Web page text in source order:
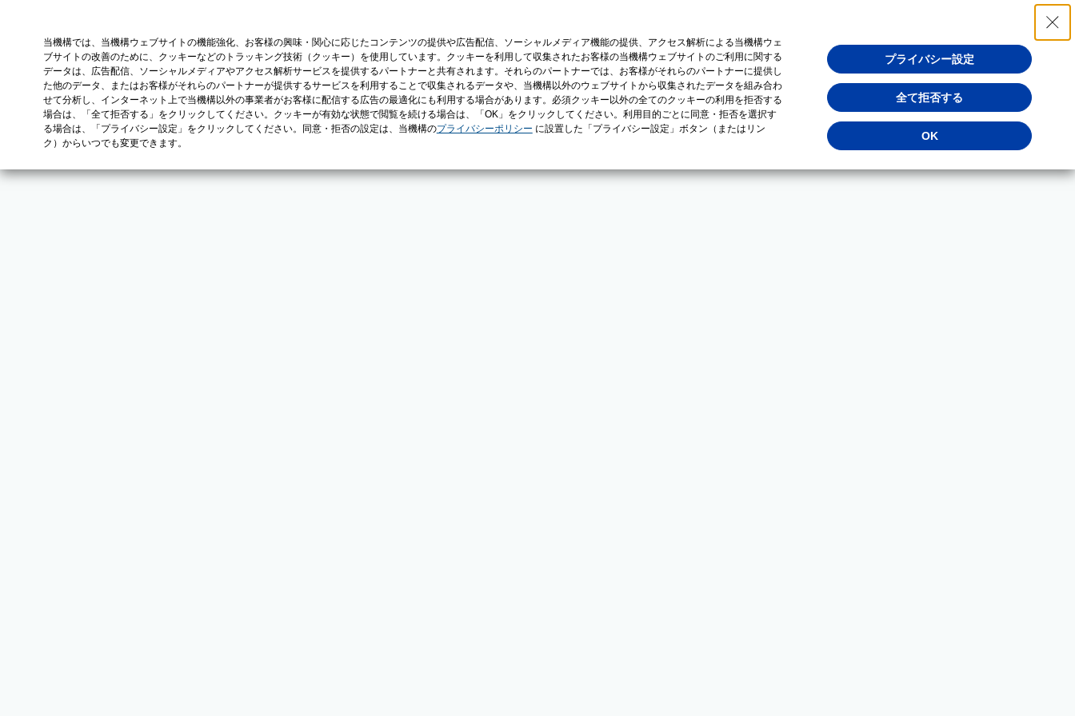
当機構では、当機構ウェブサイトの機能強化、お客様の興味・関心に応じたコンテンツの提供や広告配信、ソーシャルメディア機能の提供、アクセス解析による当機構ウェ
ブサイトの改善のために、クッキーなどのトラッキング技術（クッキー）を使用しています。クッキーを利用して収集されたお客様の当機構ウェブサイトのご利用に関する
データは、広告配信、ソーシャルメディアやアクセス解析サービスを提供するパートナーと共有されます。それらのパートナーでは、お客様がそれらのパートナーに提供し
た他のデータ、またはお客様がそれらのパートナーが提供するサービスを利用することで収集されるデータや、当機構以外のウェブサイトから収集されたデータを組み合わ
せて分析し、インターネット上で当機構以外の事業者がお客様に配信する広告の最適化にも利用する場合があります。必須クッキー以外の全てのクッキーの利用を拒否する
場合は、「全て拒否する」をクリックしてください。クッキーが有効な状態で閲覧を続ける場合は、「OK」をクリックしてください。利用目的ごとに同意・拒否を選択す
る場合は、「プライバシー設定」をクリックしてください。同意・拒否の設定は、当機構のプライバシーポリシー に設置した「プライバシー設定」ボタン（またはリン
ク）からいつでも変更できます。
プライバシー設定
全て拒否する
OK